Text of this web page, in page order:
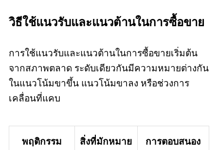
วิธีใช้แนวรับและแนวต้านในการซื้อขาย
การใช้แนวรับและแนวต้านในการซื้อขายเริ่มต้น
จากสภาพตลาด ระดับเดียวกันมีความหมายต่างกัน
ในแนวโน้มขาขึ้น แนวโน้มขาลง หรือช่วงการ
เคลื่อนที่แคบ
พฤติกรรม
สิ่งที่มักหมาย
การตอบสนอง